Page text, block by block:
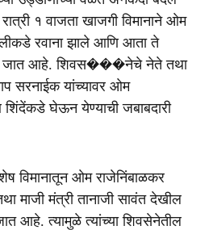
१ वाजता खाजगी विमानाने ओम
रवाना झाले आणि आता ते
जात आहे. शिवस���नेचे नेते तथा
सरनाईक यांच्यावर ओम
शिंदेंकडे घेऊन येण्याची जबाबदारी
विमानातून ओम राजेनिंबाळकर
माजी मंत्री तानाजी सावंत देखील
आहे. त्यामुळे त्यांच्या शिवसेनेतील